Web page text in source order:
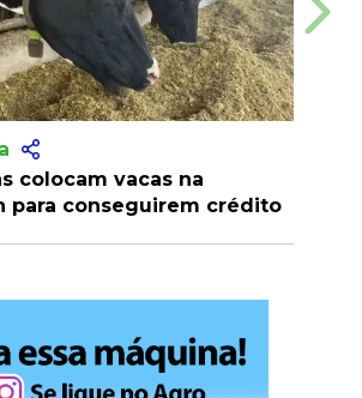
Tecnologia
Produtores recebem mais de 10
milhões de doses de vacinas